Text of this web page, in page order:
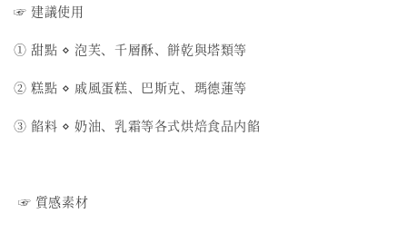
☞ 建議使用
① 甜點 ⋄ 泡芙、千層酥、餅乾與塔類等
② 糕點 ⋄ 戚風蛋糕、巴斯克、瑪德蓮等
③ 餡料 ⋄ 奶油、乳霜等各式烘焙食品内餡
☞ 質感素材